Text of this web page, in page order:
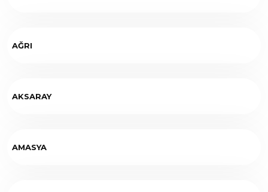
AĞRI
AKSARAY
AMASYA